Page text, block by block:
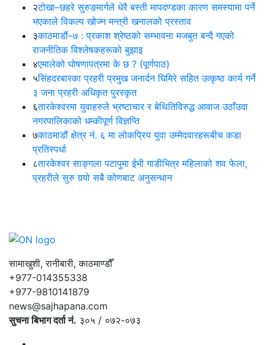
२टोखा–छहरे सुरुङमार्गले धेरै बस्ती मापदण्डका कारण समस्यामा पर्ने
भएकाले विकल्प खोज्न मन्त्री खनालको प्रस्ताव
३काठमाडौं–७ : प्रकाश श्रेष्ठको सम्भावना मजबुत बन्दै गएको
राजनीतिक विश्लेषकहरूको बुझाइ
४एमालेको घोषणापत्रमा के छ ? (पूर्णपाठ)
५सिंहदरबारका प्रहरी प्रमुख जनार्दन घिमिरे सहित उत्कृष्ठ कार्य गर्ने
३ जना प्रहरी अधिकृत पुरस्कृत
६तारकेश्वरमा युवाहरुले भ्रष्टाचार र बेथितिविरुद्ध आवाज उठाँउदा
नगरपालिकाको धम्कीपूर्ण विज्ञप्ति
७काठमाडौं क्षेत्र नं. ६ मा लोकप्रिय युवा उम्मेदवारहरूबीच कडा
प्रतिस्पर्धा
८तारकेश्वर साङ्गला पटापुमा ईभी गाडीभित्र महिलाको शव फेला,
प्रहरीले सुरु गर्‍यो सबै कोणबाट अनुसन्धान
सामाखुशी, रानीबारी, काठमाण्डौँ
+977-014355338
+977-9810141879
news@sajhapana.com
सुचना बिभाग दर्ता नं. ३०५ / ०७२-०७३